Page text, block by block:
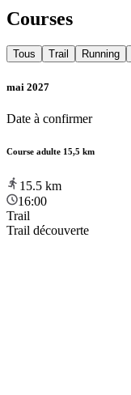
Courses
Tous Trail Running
mai 2027
Date à confirmer
Course adulte 15,5 km
15.5 km
16:00
Trail
Trail découverte